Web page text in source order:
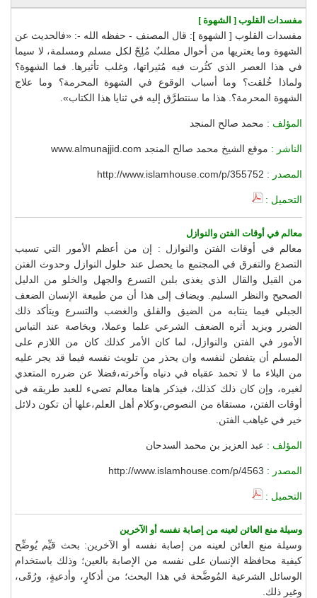
مفسدات القلوب [ الشهوة ]
مفسدات القلوب [ الشهوة ]: قال المصنف - حفظه الله -: «فالحديث عن
الشهوة وما يعتريها من أحوال مطلبٌ مُلِحّ لكل مسلم ومسلمة، لا سيما
في هذا العصر الذي كثُرت فيه مُثيراتها، وغلب تأثيرها. فما الشهوة؟
ولماذا خُلقت؟ وما أسباب الوقوع في الشهوة المحرمة؟ وما علاج
الشهوة المحرمة؟. هذا ما سنتطرَّق إليه في ثنايا هذا الكتاب».
المؤلف : محمد صالح المنجد
الناشر : موقع الشيخ محمد صالح المنجد www.almunajjid.com
المصدر : http://www.islamhouse.com/p/355752
التحميل :
معالم في أوقات الفتن والنوازل
معالم في أوقات الفتن والنوازل : إن من أعظم الأمور التي تسبب
التصدع والتفرق في المجتمع ما يحصل عند حلول النوازل وحدوث الفتن
من القيل والقال الذي يغذى بلبن التسرع والجهل والخلو من الدليل
الصحيح والنظر السليم. ويضاف إلى هذا أن من طبيعة الإنسان الضعف
الجبلي فيما ينتابه من الضيق والقلق والغضب والتسرع ويتأكد ذلك
الضرر ويزيد أثره الضعف الشرعي علما وعملا، وبخاصة عند التباس
الأمور في الفتن والنوازل، لما كان الأمر كذلك كان من اللازم على
المسلم أن يتفطن لنفسه وان يحذر من تلويث نفسه فيما قد يجر عليه
من البلاء ما لا تحمد عقباه في دنياه وآخرته،فضلا عن ضرره المتعدي
لغيره، وإن كان ذلك كذلك، فيذكر هاهنا معالم تضيء للعبد طريقه في
أوقات الفتن، مستقاة من النصوص،وكلام أهل العلم،علها أن تكون دلائل
خير في غياهب الفتن.
المؤلف : عبد العزيز بن محمد السدحان
المصدر : http://www.islamhouse.com/p/4563
التحميل :
وسيلة منع العائن لعينه من إصابة نفسه أو الآخرين
وسيلة منع العائن لعينه من إصابة نفسه أو الآخرين: بحث قيِّم يُوضِّح
كيفية محافظة الإنسان على نفسه من الإصابة بالعين؛ وذلك باستخدام
الوسائل الشرعية المُوضَّحة في هذا البحث؛ من أذكارٍ، وأدعيةٍ، ورُقَى،
وغير ذلك.